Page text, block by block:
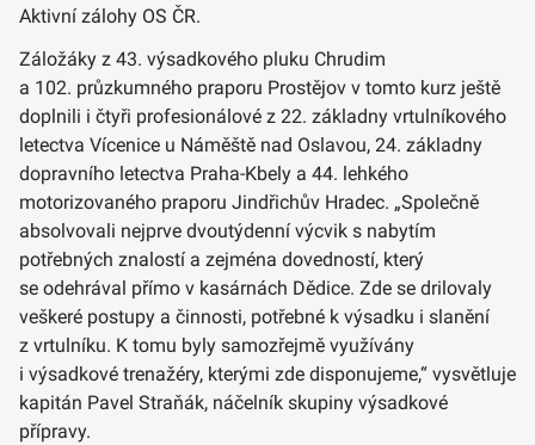
Aktivní zálohy OS ČR.
Záložáky z 43. výsadkového pluku Chrudim
a 102. průzkumného praporu Prostějov v tomto kurz ještě
doplnili i čtyři profesionálové z 22. základny vrtulníkového
letectva Vícenice u Náměště nad Oslavou, 24. základny
dopravního letectva Praha-Kbely a 44. lehkého
motorizovaného praporu Jindřichův Hradec. „Společně
absolvovali nejprve dvoutýdenní výcvik s nabytím
potřebných znalostí a zejména dovedností, který
se odehrával přímo v kasárnách Dědice. Zde se drilovaly
veškeré postupy a činnosti, potřebné k výsadku i slanění
z vrtulníku. K tomu byly samozřejmě využívány
i výsadkové trenažéry, kterými zde disponujeme,“ vysvětluje
kapitán Pavel Straňák, náčelník skupiny výsadkové
přípravy.